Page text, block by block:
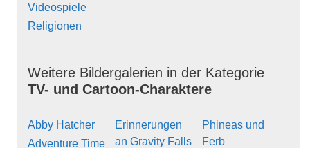
Videospiele
Religionen
Weitere Bildergalerien in der Kategorie
TV- und Cartoon-Charaktere
Abby Hatcher
Adventure Time
Erinnerungen
an Gravity Falls
Phineas und
Ferb